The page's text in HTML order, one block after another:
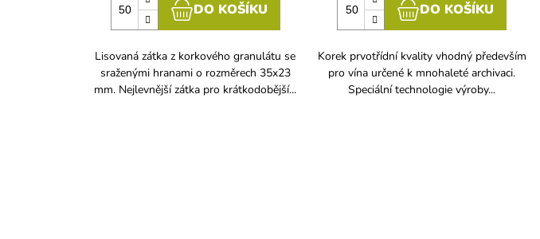
DO KOŠÍKU
Lisovaná zátka z korkového granulátu se
sraženými hranami o rozměrech 35x23
mm. Nejlevnější zátka pro krátkodobější...
DO KOŠÍKU
Korek prvotřídní kvality vhodný především
pro vína určené k mnohaleté archivaci.
Speciální technologie výroby...